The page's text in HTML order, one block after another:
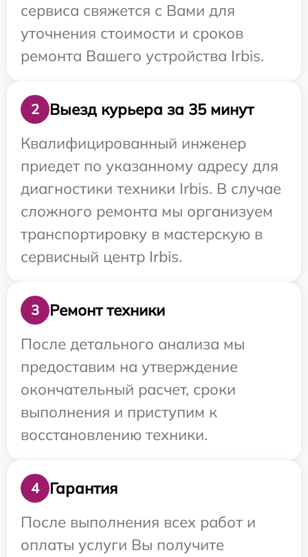
сервиса свяжется с Вами для
уточнения стоимости и сроков
ремонта Вашего устройства Irbis.
2
Выезд курьера за 35 минут
Квалифицированный инженер
приедет по указанному адресу для
диагностики техники Irbis. В случае
сложного ремонта мы организуем
транспортировку в мастерскую в
сервисный центр Irbis.
3
Ремонт техники
После детального анализа мы
предоставим на утверждение
окончательный расчет, сроки
выполнения и приступим к
восстановлению техники.
4
Гарантия
После выполнения всех работ и
оплаты услуги Вы получите